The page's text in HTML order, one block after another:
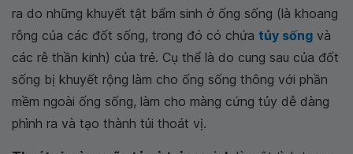
ra do những khuyết tật bẩm sinh ở ống sống (là khoang
rỗng của các đốt sống, trong đó có chứa tủy sống và
các rễ thần kinh) của trẻ. Cụ thể là do cung sau của đốt
sống bị khuyết rộng làm cho ống sống thông với phần
mềm ngoài ống sống, làm cho màng cứng tủy dễ dàng
phình ra và tạo thành túi thoát vị.